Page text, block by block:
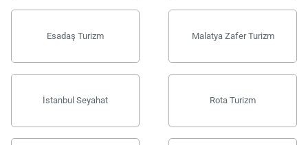
Esadaş Turizm Malatya Zafer Turizm
İstanbul Seyahat Rota Turizm